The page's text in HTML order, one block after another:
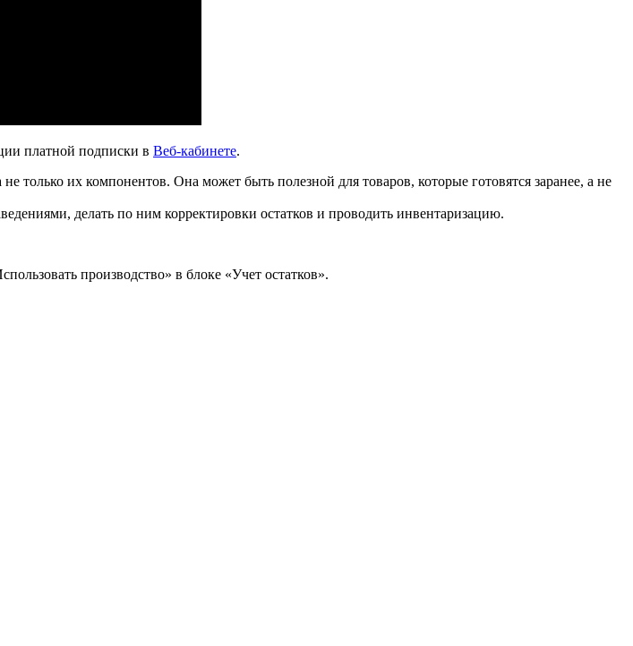
платной подписки в Веб-кабинете.
только их компонентов. Она может быть полезной для товаров, которые готовятся заранее, а не
делать по ним корректировки остатков и проводить инвентаризацию.
производство» в блоке «Учет остатков».